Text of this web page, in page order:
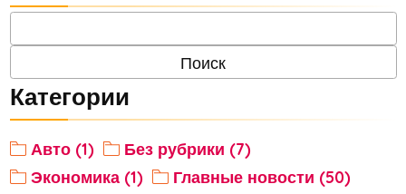
Категории
Авто (1)
Без рубрики (7)
Экономика (1)
Главные новости (50)